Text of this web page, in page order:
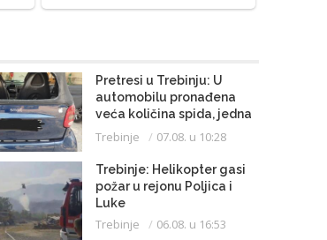
Pretresi u Trebinju: U
automobilu pronađena
veća količina spida, jedna
osoba uhapšena
Trebinje 07.08. u 10:28
Trebinje: Helikopter gasi
požar u rejonu Poljica i
Luke
Trebinje 06.08. u 16:53